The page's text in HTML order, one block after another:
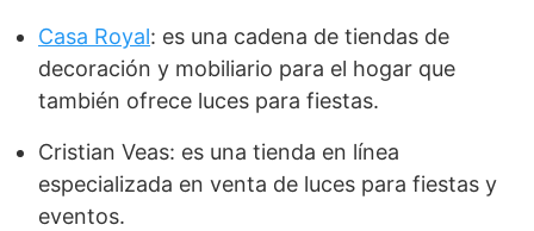
Casa Royal: es una cadena de tiendas de
decoración y mobiliario para el hogar que
también ofrece luces para fiestas.
Cristian Veas: es una tienda en línea
especializada en venta de luces para fiestas y
eventos.